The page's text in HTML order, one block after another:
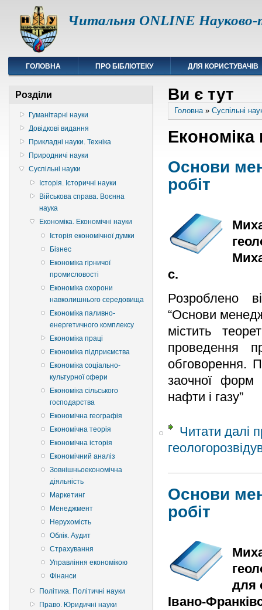
Читальня ONLINE Науково-
ГОЛОВНА ПРО БІБЛІОТЕКУ ДЛЯ КОРИСТУВАЧІВ
Розділи
Гуманітарні науки
Довідкові видання
Прикладні науки. Техніка
Природничі науки
Суспільні науки
Історія. Історичні науки
Військова справа. Воєнна
наука
Економіка. Економічні науки
Історія економічної думки
Бізнес
Економіка гірничої
промисловості
Економіка охорони
навколишнього середовища
Економіка паливно-
енергетичного комплексу
Економіка праці
Економіка підприємства
Економіка соціально-
культурної сфери
Економіка сільського
господарства
Економічна географія
Економічна теорія
Економічна історія
Економічний аналіз
Зовнішньоекономічна
діяльність
Маркетинг
Менеджмент
Нерухомість
Облік. Аудит
Страхування
Управління економікою
Фінанси
Політика. Політичні науки
Право. Юридичні науки
Ви є тут
Головна» Суспільні
Економіка
Основи
робіт
с.
Розроблено
“Основи
містить
проведення
обговорення.
заочної форм
нафти і газу”
Читати далі
Основи
робіт
для
Івано-